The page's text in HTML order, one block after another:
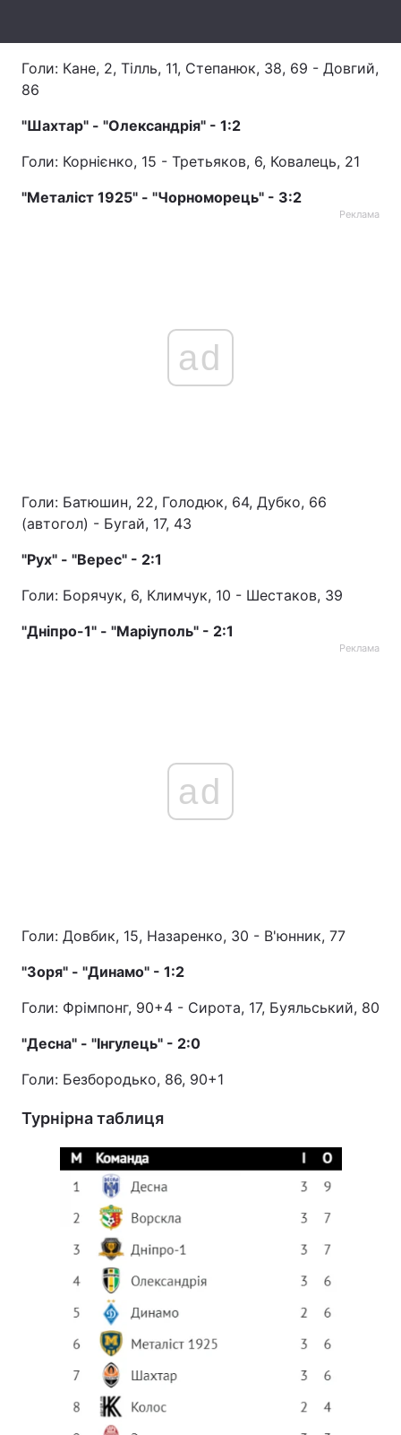
Послуги
Голи: Кане, 2, Тілль, 11, Степанюк, 38, 69 - Довгий,
86
"Шахтар" - "Олександрія" - 1:2
Голи: Корнієнко, 15 - Третьяков, 6, Ковалець, 21
"Металіст 1925" - "Чорноморець" - 3:2
Реклама
ad
Голи: Батюшин, 22, Голодюк, 64, Дубко, 66
(автогол) - Бугай, 17, 43
"Рух" - "Верес" - 2:1
Голи: Борячук, 6, Климчук, 10 - Шестаков, 39
"Дніпро-1" - "Маріуполь" - 2:1
Реклама
ad
Голи: Довбик, 15, Назаренко, 30 - В'юнник, 77
"Зоря" - "Динамо" - 1:2
Голи: Фрімпонг, 90+4 - Сирота, 17, Буяльський, 80
"Десна" - "Інгулець" - 2:0
Голи: Безбородько, 86, 90+1
Турнірна таблиця